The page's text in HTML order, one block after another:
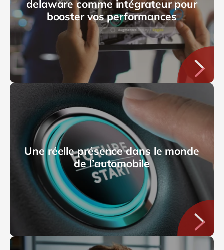
delaware comme intégrateur pour
booster vos performances
Une réelle présence dans le monde
de l’automobile